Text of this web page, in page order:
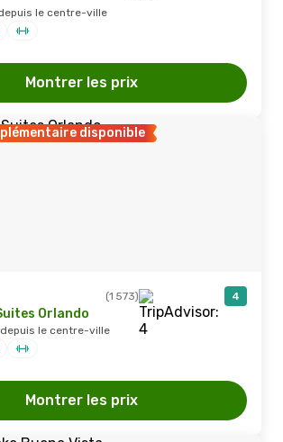
le centre-ville
Montrer les prix
disponible
(1 573) 4
Orlando
depuis le centre-ville
Montrer les prix